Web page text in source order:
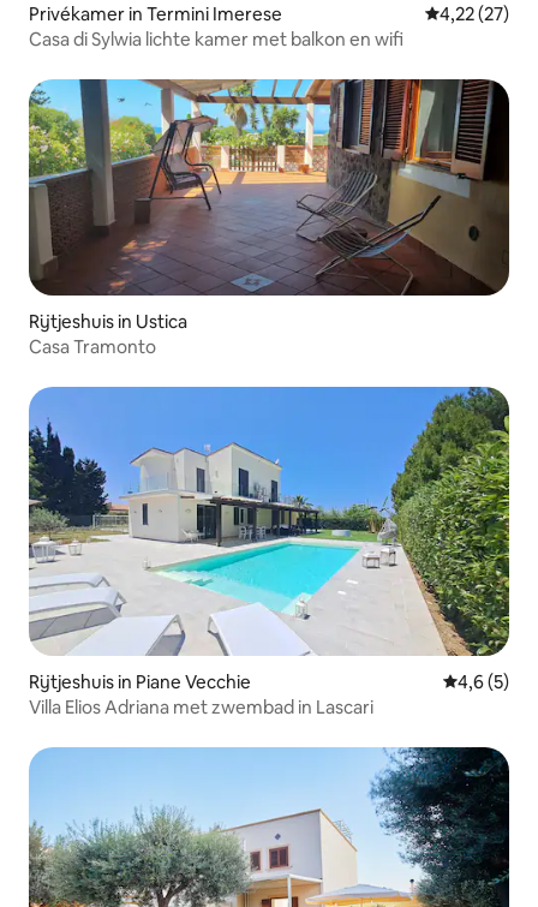
Privékamer in Termini Imerese Gemiddelde
4,22 (27)
Casa di Sylwia lichte kamer met balkon en wifi
Rijtjeshuis in Ustica
Casa Tramonto
Rijtjeshuis in Piane Vecchie
4,6 (5)
Villa Elios Adriana met zwembad in Lascari